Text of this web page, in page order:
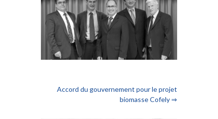
Accord du gouvernement pour le projet
biomasse Cofely ⇒